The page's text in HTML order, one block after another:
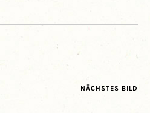
NÄCHSTES BILD